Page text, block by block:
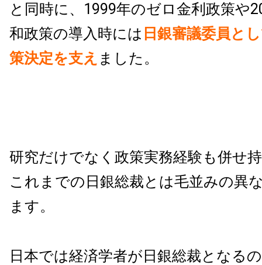
と同時に、1999年のゼロ金利政策や
和政策の導入時には 日銀審議委員と
策決定を支え ました。
研究だけでなく政策実務経験も併せ
これまでの日銀総裁とは毛並みの異
ます。
日本では経済学者が日銀総裁となる